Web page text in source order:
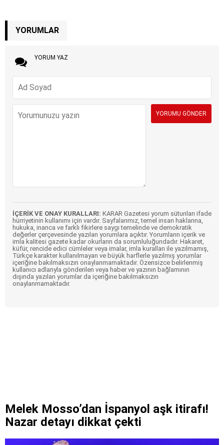
YORUMLAR
YORUM YAZ
İÇERİK VE ONAY KURALLARI: KARAR Gazetesi yorum sütunları ifade
hürriyetinin kullanımı için vardır. Sayfalarımız, temel insan haklarına,
hukuka, inanca ve farklı fikirlere saygı temelinde ve demokratik
değerler çerçevesinde yazılan yorumlara açıktır. Yorumların içerik ve
imla kalitesi gazete kadar okurların da sorumluluğundadır. Hakaret,
küfür, rencide edici cümleler veya imalar, imla kuralları ile yazılmamış,
Türkçe karakter kullanılmayan ve büyük harflerle yazılmış yorumlar
içeriğine bakılmaksızın onaylanmamaktadır. Özensizce belirlenmiş
kullanıcı adlarıyla gönderilen veya haber ve yazının bağlamının
dışında yazılan yorumlar da içeriğine bakılmaksızın
onaylanmamaktadır.
Melek Mosso’dan İspanyol aşk itirafı!
Nazar detayı dikkat çekti